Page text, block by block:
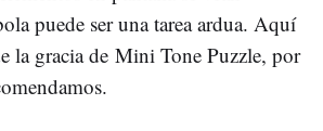
puede ser una tarea ardua. Aquí
la gracia de Mini Tone Puzzle, por